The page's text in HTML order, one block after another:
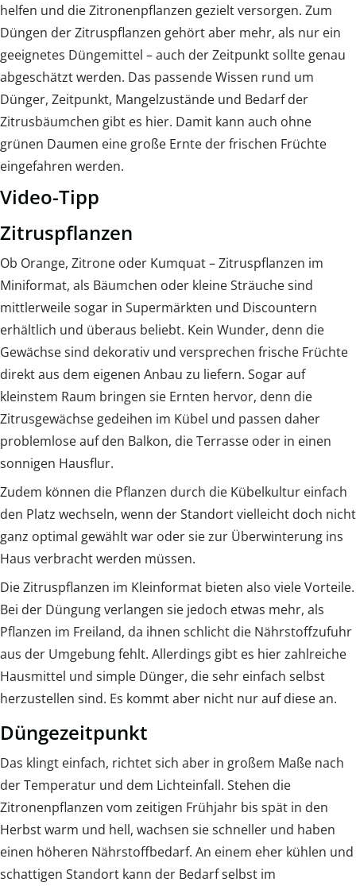
helfen und die Zitronenpflanzen gezielt versorgen. Zum
Düngen der Zitruspflanzen gehört aber mehr, als nur ein
geeignetes Düngemittel – auch der Zeitpunkt sollte genau
abgeschätzt werden. Das passende Wissen rund um
Dünger, Zeitpunkt, Mangelzustände und Bedarf der
Zitrusbäumchen gibt es hier. Damit kann auch ohne
grünen Daumen eine große Ernte der frischen Früchte
eingefahren werden.
Video-Tipp
Zitruspflanzen
Ob Orange, Zitrone oder Kumquat – Zitruspflanzen im
Miniformat, als Bäumchen oder kleine Sträuche sind
mittlerweile sogar in Supermärkten und Discountern
erhältlich und überaus beliebt. Kein Wunder, denn die
Gewächse sind dekorativ und versprechen frische Früchte
direkt aus dem eigenen Anbau zu liefern. Sogar auf
kleinstem Raum bringen sie Ernten hervor, denn die
Zitrusgewächse gedeihen im Kübel und passen daher
problemlose auf den Balkon, die Terrasse oder in einen
sonnigen Hausflur.
Zudem können die Pflanzen durch die Kübelkultur einfach
den Platz wechseln, wenn der Standort vielleicht doch nicht
ganz optimal gewählt war oder sie zur Überwinterung ins
Haus verbracht werden müssen.
Die Zitruspflanzen im Kleinformat bieten also viele Vorteile.
Bei der Düngung verlangen sie jedoch etwas mehr, als
Pflanzen im Freiland, da ihnen schlicht die Nährstoffzufuhr
aus der Umgebung fehlt. Allerdings gibt es hier zahlreiche
Hausmittel und simple Dünger, die sehr einfach selbst
herzustellen sind. Es kommt aber nicht nur auf diese an.
Düngezeitpunkt
Das klingt einfach, richtet sich aber in großem Maße nach
der Temperatur und dem Lichteinfall. Stehen die
Zitronenpflanzen vom zeitigen Frühjahr bis spät in den
Herbst warm und hell, wachsen sie schneller und haben
einen höheren Nährstoffbedarf. An einem eher kühlen und
schattigen Standort kann der Bedarf selbst im